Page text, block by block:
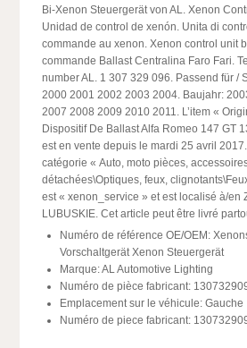
Bi-Xenon Steuergerät von AL. Xenon
Unidad de control de xenón. Unita di
commande au xenon. Xenon control unit
commande Ballast Centralina Faro Fari.
number AL. 1 307 329 096. Passend für /
2000 2001 2002 2003 2004. Baujahr:
2007 2008 2009 2010 2011. L’item «
Dispositif De Ballast Alfa Romeo 147 GT
est en vente depuis le mardi 25 avril
catégorie « Auto, moto pièces,
détachées\Optiques, feux,
est « xenon_service » et est localisé à/en
LUBUSKIE. Cet article peut être livré
Numéro de référence OE/OEM:
Vorschaltgerät Xenon Steuergerät
Marque: AL Automotive Lighting
Numéro de pièce fabricant:
Emplacement sur le véhicule: Gauche
Numéro de piece fabricant: